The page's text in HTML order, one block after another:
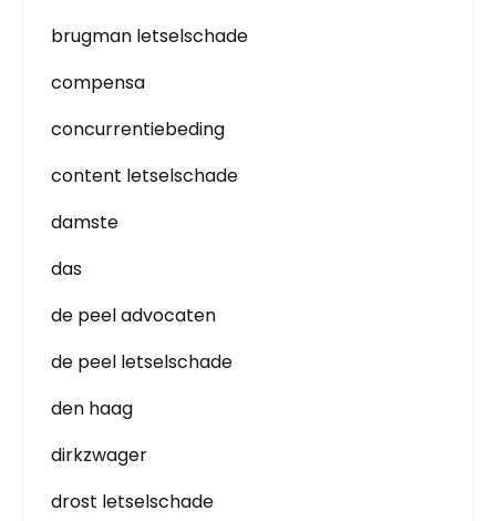
brugman letselschade
compensa
concurrentiebeding
content letselschade
damste
das
de peel advocaten
de peel letselschade
den haag
dirkzwager
drost letselschade